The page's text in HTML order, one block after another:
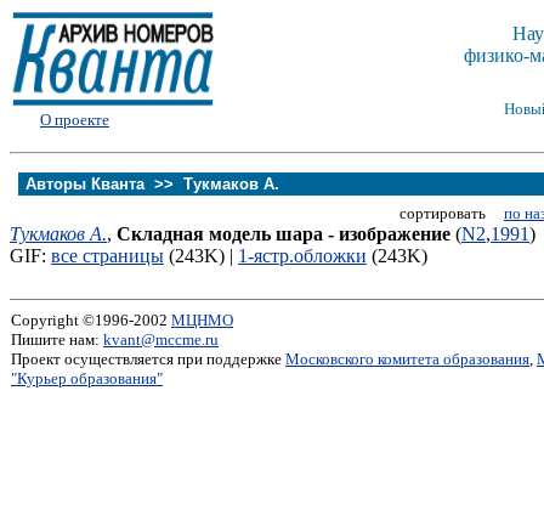
О проекте
физико-
Авторы Кванта >> Тукмаков А.
сортировать по
Тукмаков А., Складная модель шара - изображение (N2,1991)
GIF: все страницы (243K) | 1-ястр.обложки (243K)
Copyright ©1996-2002 МЦНМО
Пишите нам: kvant@mccme.ru
Проект осуществляется при поддержке Московского комитета образования,
"Курьер образования"